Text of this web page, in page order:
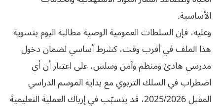
الأساسية.
وعليه، فإن السلطات العمومية الوصية مطالبة اليوم بتسوية
هذا الملف في أقرب وقت، كشرط أساسي لضمان دخول
مدرسي هادئ ومنظم وآمن وسلس، على اعتبار أن أي
اضطراب في السلك التربوي مع بداية الموسم الدراسي
المقبل 2025/2026، قد يتسبّب في إرباك العملية التعليمية